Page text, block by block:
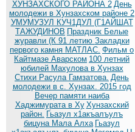
ХУНЗАХСКОГО РАЙОНА 2 День
молодежи в Хунзахском районе 2
УМУМУЗУЛ КУЧ1ДУЛ (Г1АЙШАТ
ТАЖУДИНОВ Праздник Белые
журавли (К 91 летию Закладки
первого камня МАТЛАС. Фильм о
Кайтмазе Аварском 100 летний
юбилей Махулова в Хунзах
Стихи Расула Гамзатова. День
молодежи в с. Хунзах. 2015 год
Вечер памяти наиба
Хаджимурата в Ху Хунзахский
район. Гьазул х1акъалъулъ
бицуна Мала Алха Гьазул